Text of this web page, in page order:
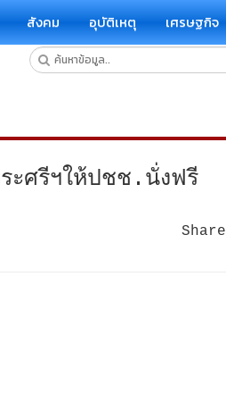
สังคม อุบัติเหตุ เศรษฐกิจ
ะศรีฯให้ปชช.นั่งฟรี
Share